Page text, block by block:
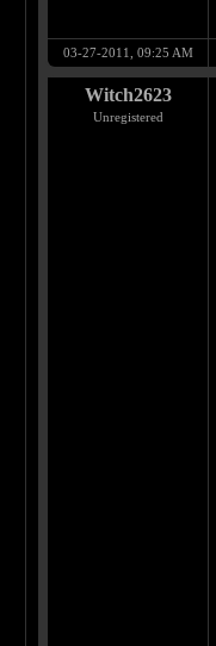
03-27-2011, 09:25 AM
Witch2623
Unregistered